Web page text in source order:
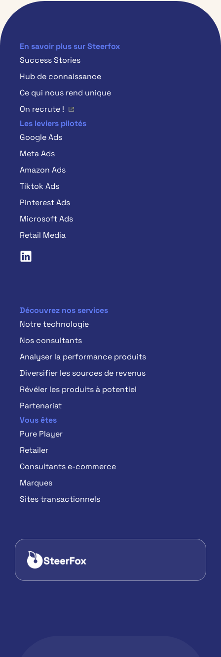
En savoir plus sur Steerfox
Success Stories
Hub de connaissance
Ce qui nous rend unique
On recrute !
Les leviers pilotés
Google Ads
Meta Ads
Amazon Ads
Tiktok Ads
Pinterest Ads
Microsoft Ads
Retail Media
Découvrez nos services
Notre technologie
Nos consultants
Analyser la performance produits
Diversifier les sources de revenus
Révéler les produits à potentiel
Partenariat
Vous êtes
Pure Player
Retailer
Consultants e-commerce
Marques
Sites transactionnels